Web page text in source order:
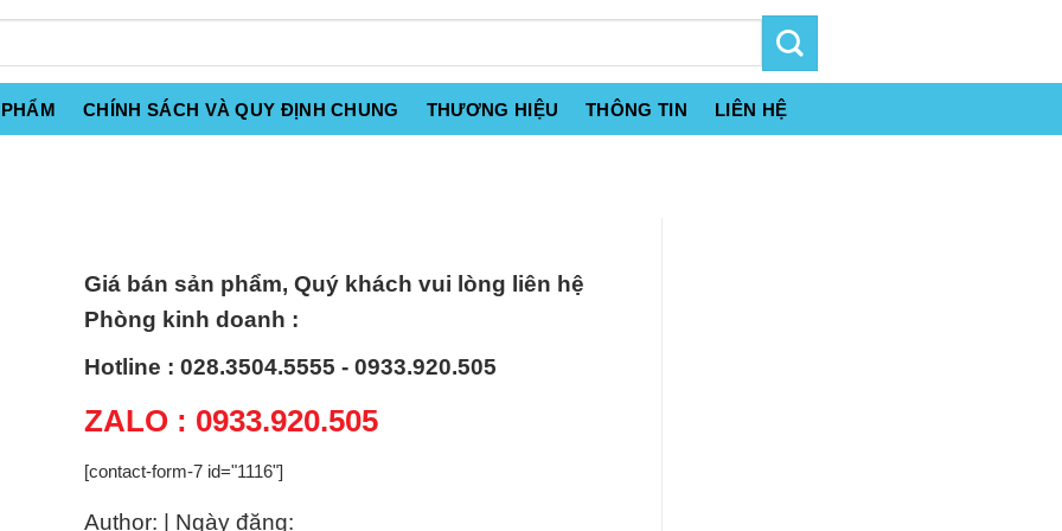
CHÍNH SÁCH VÀ QUY ĐỊNH CHUNG THƯƠNG HIỆU THÔNG TIN LIÊN HỆ
Giá bán sản phẩm, Quý khách vui lòng liên hệ
Phòng kinh doanh :
Hotline : 028.3504.5555 - 0933.920.505
ZALO : 0933.920.505
[contact-form-7 id="1116"]
Author: | Ngày đăng: